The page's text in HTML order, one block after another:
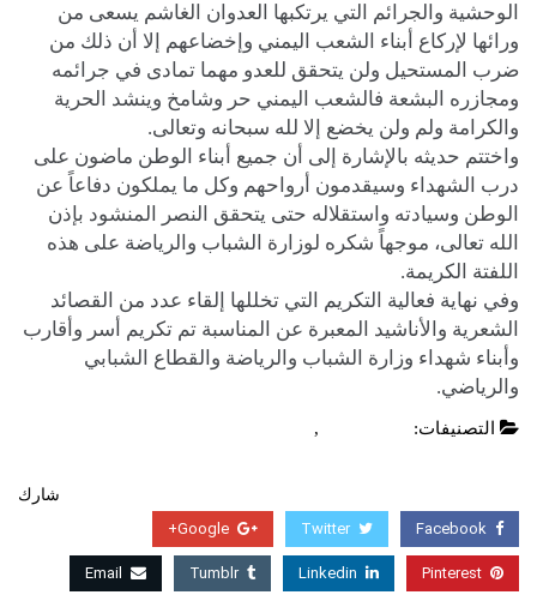
الوحشية والجرائم التي يرتكبها العدوان الغاشم يسعى من
ورائها لإركاع أبناء الشعب اليمني وإخضاعهم إلا أن ذلك من
ضرب المستحيل ولن يتحقق للعدو مهما تمادى في جرائمه
ومجازره البشعة فالشعب اليمني حر وشامخ وينشد الحرية
والكرامة ولم ولن يخضع إلا لله سبحانه وتعالى.
واختتم حديثه بالإشارة إلى أن جميع أبناء الوطن ماضون على
درب الشهداء وسيقدمون أرواحهم وكل ما يملكون دفاعاً عن
الوطن وسيادته واستقلاله حتى يتحقق النصر المنشود بإذن
الله تعالى، موجهاً شكره لوزارة الشباب والرياضة على هذه
اللفتة الكريمة.
وفي نهاية فعالية التكريم التي تخللها إلقاء عدد من القصائد
الشعرية والأناشيد المعبرة عن المناسبة تم تكريم أسر وأقارب
وأبناء شهداء وزارة الشباب والرياضة والقطاع الشبابي
والرياضي.
التصنيفات: ,
شارك
Facebook
Twitter
Google+
Pinterest
Linkedin
Tumblr
Email